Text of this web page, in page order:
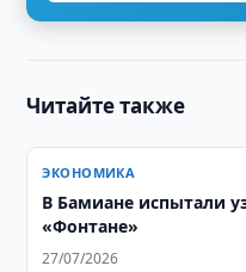
Читайте также
ЭКОНОМИКА
В Бамиане испытали
«Фонтане»
27/07/2026